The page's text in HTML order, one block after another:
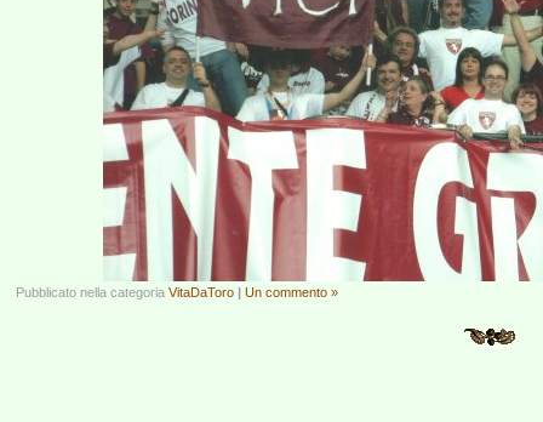
Pubblicato nella categoria VitaDaToro | Un commento »